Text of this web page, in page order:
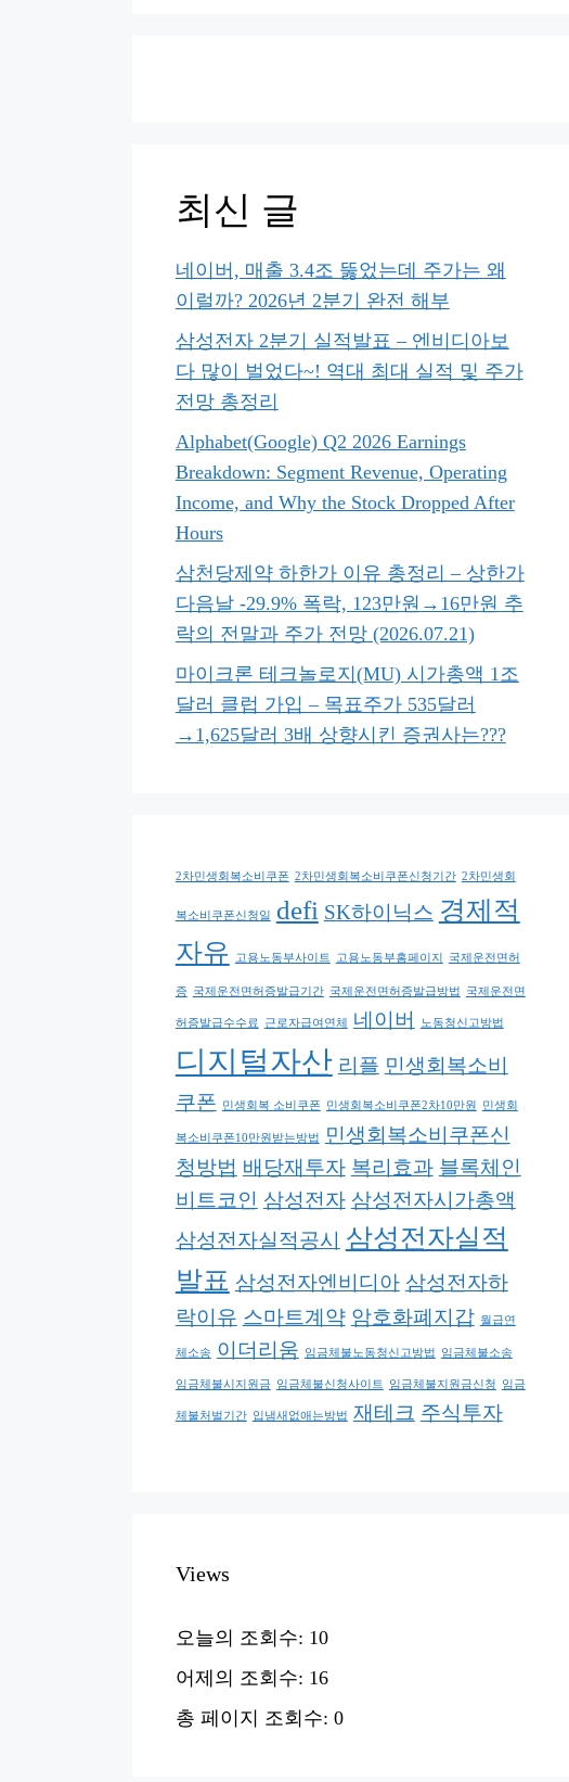
최신 글
네이버, 매출 3.4조 뚫었는데 주가는 왜
이럴까? 2026년 2분기 완전 해부
삼성전자 2분기 실적발표 – 엔비디아보
다 많이 벌었다~! 역대 최대 실적 및 주가
전망 총정리
Alphabet(Google) Q2 2026 Earnings
Breakdown: Segment Revenue, Operating
Income, and Why the Stock Dropped After
Hours
삼천당제약 하한가 이유 총정리 – 상한가
다음날 -29.9% 폭락, 123만원→16만원 추
락의 전말과 주가 전망 (2026.07.21)
마이크론 테크놀로지(MU) 시가총액 1조
달러 클럽 가입 – 목표주가 535달러
→1,625달러 3배 상향시킨 증권사는???
2차민생회복소비쿠폰 2차민생회복소비쿠폰신청기간 2차민생회
복소비쿠폰신청일 defi SK하이닉스 경제적
자유
고용노동부사이트 고용노동부홈페이지 국제운전면허
증 국제운전면허증발급기간 국제운전면허증발급방법 국제운전면
허증발급수수료 근로자급여연체 네이버 노동청신고방법
디지털자산 리플 민생회복소비
쿠폰
민생회복 소비쿠폰 민생회복소비쿠폰2차10만원 민생회
복소비쿠폰10만원받는방법
민생회복소비쿠폰신
청방법 배당재투자 복리효과 블록체인
비트코인 삼성전자 삼성전자시가총액
삼성전자실적공시
삼성전자실적
발표 삼성전자엔비디아 삼성전자하
락이유 스마트계약 암호화폐지갑 월급연
체소송 이더리움 임금체불노동청신고방법 임금체불소송
임금체불시지원금 임금체불신청사이트 임금체불지원금신청 임금
체불처벌기간 입냄새없애는방법 재테크 주식투자
Views
오늘의 조회수: 10
어제의 조회수: 16
총 페이지 조회수: 0